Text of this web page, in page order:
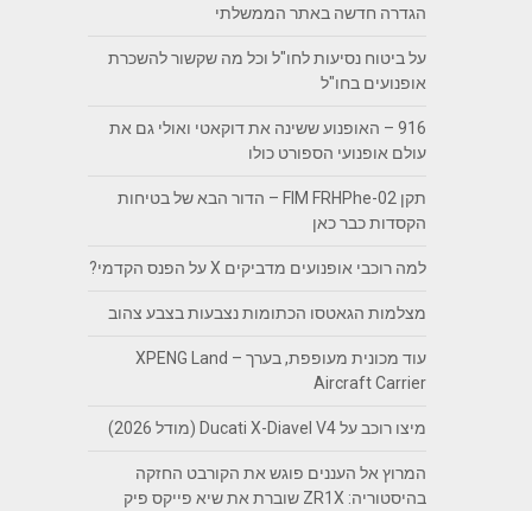
הגדרה חדשה באתר הממשלתי
על ביטוח נסיעות לחו"ל וכל מה שקשור להשכרת
אופנועים בחו"ל
916 – האופנוע ששינה את דוקאטי ואולי גם את
עולם אופנועי הספורט כולו
תקן FIM FRHPhe-02 – הדור הבא של בטיחות
הקסדות כבר כאן
למה רוכבי אופנועים מדביקים X על הפנס הקדמי?
מצלמות הגאטסו הכתומות נצבעות בצבע צהוב
עוד מכונית מעופפת, בערך – XPENG Land
Aircraft Carrier
מיצו רוכב על Ducati X-Diavel V4 (מודל 2026)
המרוץ אל העננים פוגש את הקורבט החזקה
בהיסטוריה: ZR1X שוברת את שיא פייקס פיק